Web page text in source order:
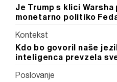
Je Trump s klici
monetarno politiko
Kontekst
Kdo bo govoril naše
inteligenca prevzela
Poslovanje